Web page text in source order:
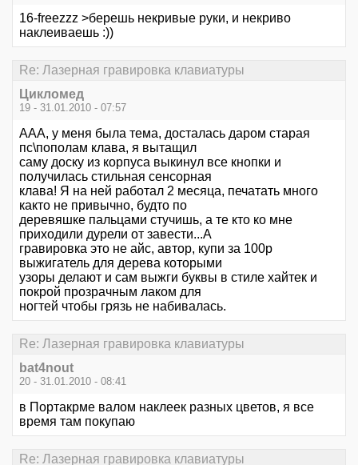
16-freezzz >берешь некривые руки, и некриво
наклеиваешь :))
Re: Лазерная гравировка клавиатуры
Цикломед
19 - 31.01.2010 - 07:57
ААА, у меня была тема, досталась даром старая
пс\пополам клава, я вытащил
саму доску из корпуса выкинул все кнопки и
получилась стильная сенсорная
клава! Я на ней работал 2 месяца, печатать много
както не привычно, будто по
деревяшке пальцами стучишь, а те кто ко мне
приходили дурели от завести...А
гравировка это не айс, автор, купи за 100р
выжигатель для дерева которыми
узоры делают и сам выжги буквы в стиле хайтек и
покрой прозрачным лаком для
ногтей чтобы грязь не набивалась.
Re: Лазерная гравировка клавиатуры
bat4nout
20 - 31.01.2010 - 08:41
в Портакрме валом наклеек разных цветов, я все
время там покупаю
Re: Лазерная гравировка клавиатуры